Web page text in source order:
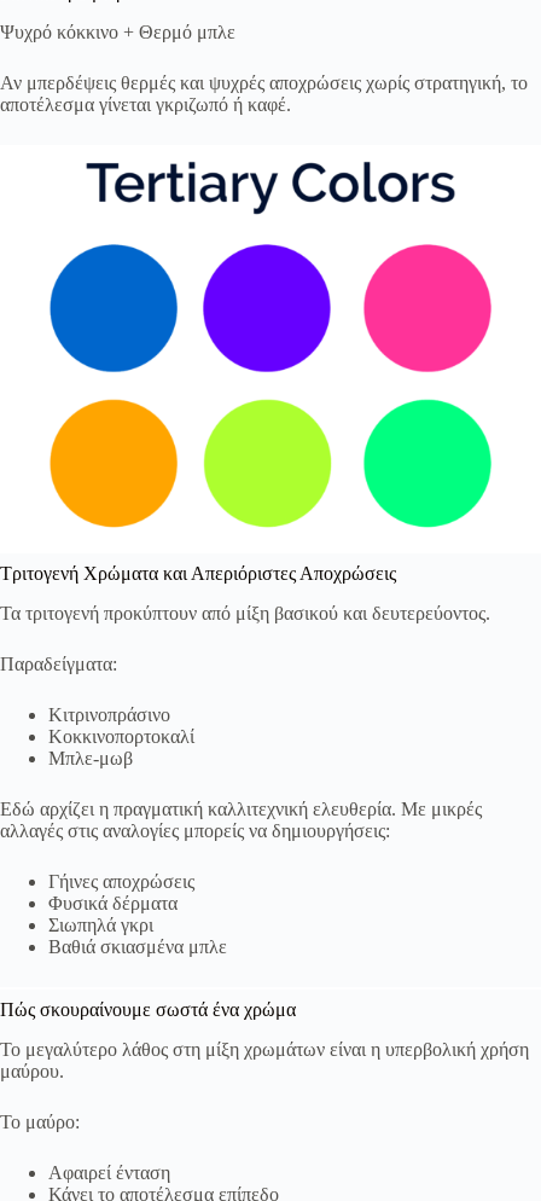
Ψυχρό κόκκινο + Θερμό μπλε
Αν μπερδέψεις θερμές και ψυχρές αποχρώσεις χωρίς στρατηγική, το
αποτέλεσμα γίνεται γκριζωπό ή καφέ.
Τριτογενή Χρώματα και Απεριόριστες Αποχρώσεις
Τα τριτογενή προκύπτουν από μίξη βασικού και δευτερεύοντος.
Παραδείγματα:
Κιτρινοπράσινο
Κοκκινοπορτοκαλί
Μπλε-μωβ
Εδώ αρχίζει η πραγματική καλλιτεχνική ελευθερία. Με μικρές
αλλαγές στις αναλογίες μπορείς να δημιουργήσεις:
Γήινες αποχρώσεις
Φυσικά δέρματα
Σιωπηλά γκρι
Βαθιά σκιασμένα μπλε
Πώς σκουραίνουμε σωστά ένα χρώμα
Το μεγαλύτερο λάθος στη μίξη χρωμάτων είναι η υπερβολική χρήση
μαύρου.
Το μαύρο:
Αφαιρεί ένταση
Κάνει το αποτέλεσμα επίπεδο